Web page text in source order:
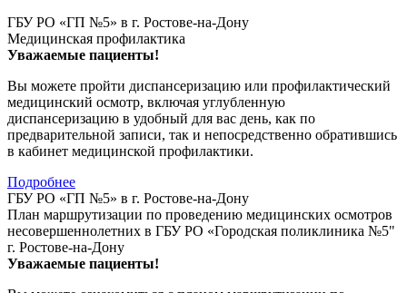
ГБУ РО «ГП №5» в г. Ростове-на-Дону
Медицинская профилактика
Уважаемые пациенты!
Вы можете пройти диспансеризацию или профилактический
медицинский осмотр, включая углубленную
диспансеризацию в удобный для вас день, как по
предварительной записи, так и непосредственно обратившись
в кабинет медицинской профилактики.
Подробнее
ГБУ РО «ГП №5» в г. Ростове-на-Дону
План маршрутизации по проведению медицинских осмотров
несовершеннолетних в ГБУ РО «Городская поликлиника №5"
г. Ростове-на-Дону
Уважаемые пациенты!